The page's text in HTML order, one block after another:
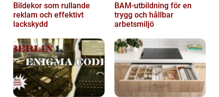
Bildekor som rullande
reklam och effektivt
lackskydd
BAM-utbildning för en
trygg och hållbar
arbetsmiljö